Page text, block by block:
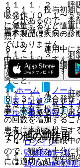
８．１． 投与初期
ことがあるので、本
量まで漸増すること
８．２． 連用中に
中止により、てんか
で、投与を中止する
うこと。
８．３． 混合発作
者に本剤を投与する
の回数を増加するこ
患者に本剤を投与す
ｚｕｒｅｓ（睡眠中
ので、観察を十分に
には適切な処置を行
１１．１．２． 呼
吸発作（０．１〜５
に減量するなど慎重
照〕。
１１．１．３． 刺
投与を中止する場合
と。
１１．１．４． 肝
ＡＳＴ上昇、ＡＬＴ
害、黄疸があらわれ
その他の副作用
１１．２． その他
※本製品は疾病の診
ではありません。
ホーム
ノート
表・計算
レジメ
アル
薬剤情報 ポ
新規登録
ログイン
監修医師一覧
UpToDate特別